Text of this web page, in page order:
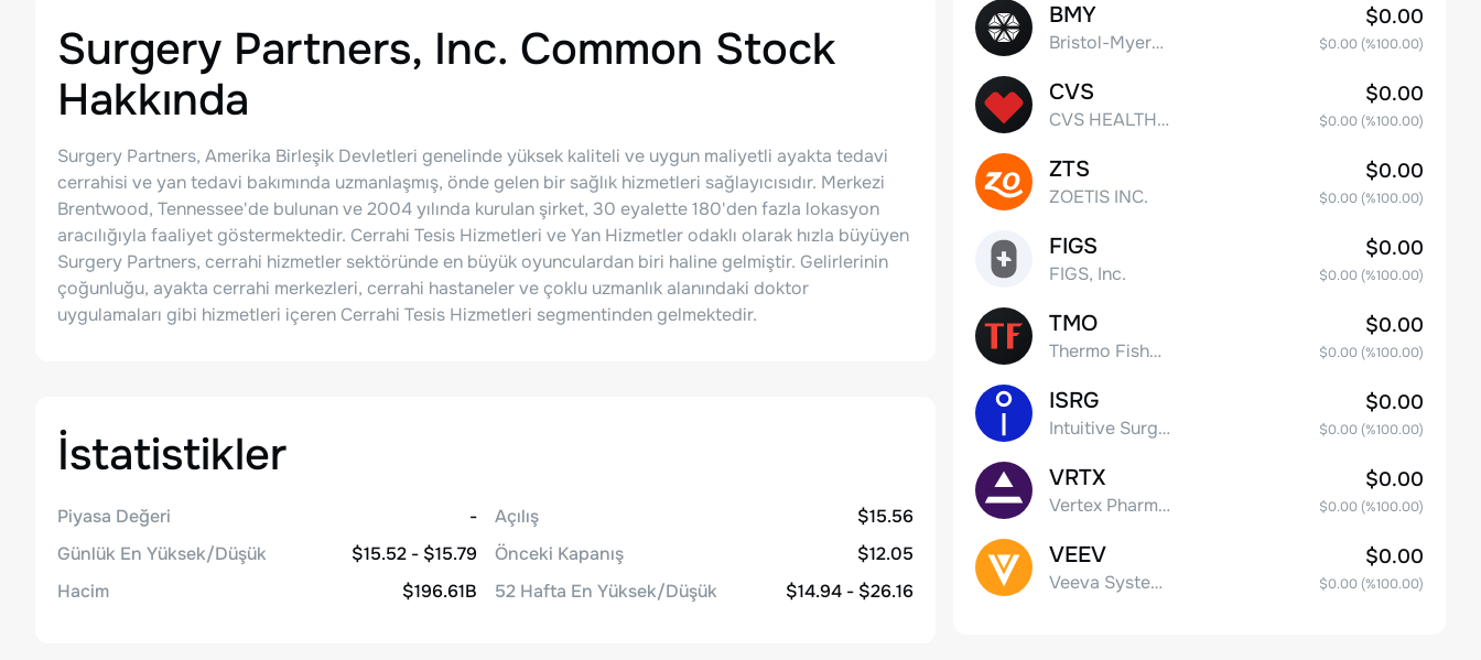
Surgery Partners, Inc. Common Stock
Hakkında
Surgery Partners, Amerika Birleşik Devletleri genelinde yüksek kaliteli ve uygun maliyetli ayakta tedavi
cerrahisi ve yan tedavi bakımında uzmanlaşmış, önde gelen bir sağlık hizmetleri sağlayıcısıdır. Merkezi
Brentwood, Tennessee'de bulunan ve 2004 yılında kurulan şirket, 30 eyalette 180'den fazla lokasyon
aracılığıyla faaliyet göstermektedir. Cerrahi Tesis Hizmetleri ve Yan Hizmetler odaklı olarak hızla büyüyen
Surgery Partners, cerrahi hizmetler sektöründe en büyük oyunculardan biri haline gelmiştir. Gelirlerinin
çoğunluğu, ayakta cerrahi merkezleri, cerrahi hastaneler ve çoklu uzmanlık alanındaki doktor
uygulamaları gibi hizmetleri içeren Cerrahi Tesis Hizmetleri segmentinden gelmektedir.
İstatistikler
Piyasa Değeri
-
Günlük En Yüksek/Düşük
$15.52 - $15.79
Hacim
$196.61B
Açılış
$15.56
Önceki Kapanış
$12.05
52 Hafta En Yüksek/Düşük
$14.94 - $26.16
BMY
Bristol-Myers Squibb Co.
$0.00
$0.00(%100.00)
CVS
CVS HEALTH CORPORATION
$0.00
$0.00(%100.00)
ZTS
ZOETIS INC.
$0.00
$0.00(%100.00)
FIGS
FIGS, Inc.
$0.00
$0.00(%100.00)
TMO
Thermo Fisher Scientific, Inc.
$0.00
$0.00(%100.00)
ISRG
Intuitive Surgical Inc.
$0.00
$0.00(%100.00)
VRTX
Vertex Pharmaceuticals Inc
$0.00
$0.00(%100.00)
VEEV
Veeva Systems Inc.
$0.00
$0.00(%100.00)